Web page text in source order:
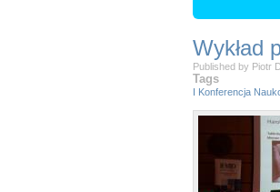
Wykład
Published by Piotr
Tags
I Konferencja